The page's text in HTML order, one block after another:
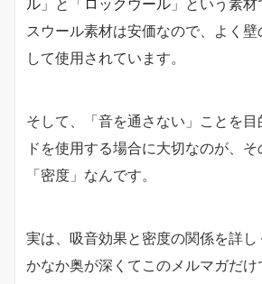
ル 」と「 ロックウール 」という素
スウール素材は安価なので、よく壁
して使用されています。
そして、「音を通さない」ことを
ドを使用する場合に大切なのが、
「密度」なんです。
実は、吸音効果と密度の関係を詳し
かなか奥が深くてこのメルマガだけ